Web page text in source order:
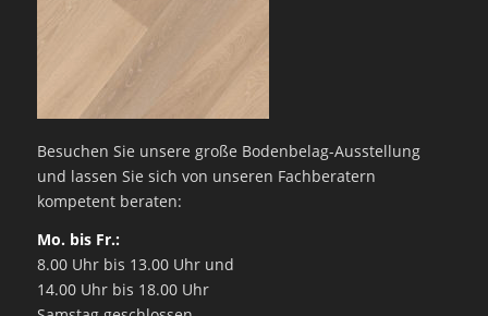
Besuchen Sie unsere große Bodenbelag-Ausstellung
und lassen Sie sich von unseren Fachberatern
kompetent beraten:
Mo. bis Fr.:
8.00 Uhr bis 13.00 Uhr und
14.00 Uhr bis 18.00 Uhr